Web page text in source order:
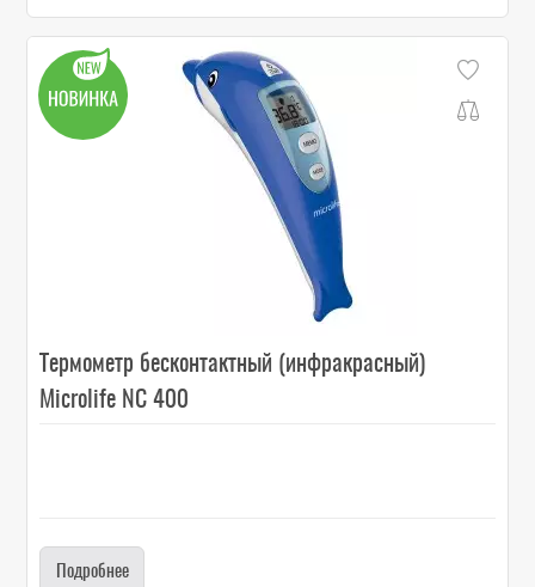
Термометр бесконтактный (инфракрасный)
Microlife NC 400
Подробнее